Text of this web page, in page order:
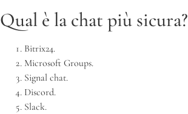
Qual è la chat più sicura?
Bitrix24.
Microsoft Groups.
Signal chat.
Discord.
Slack.